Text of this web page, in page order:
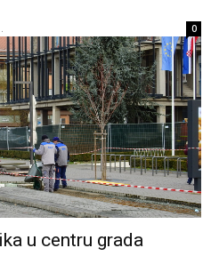
0
u centru grada